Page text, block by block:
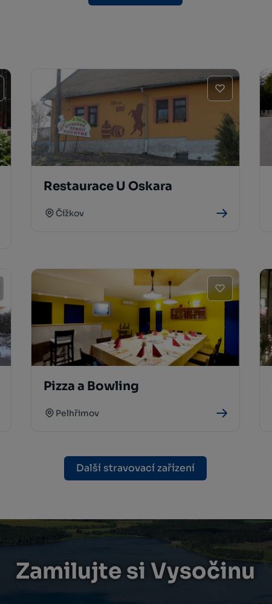
Restaurace U Oskara
Čížkov
Pizza a Bowling
Pelhřimov
Další stravovací zařízení
Zamilujte si Vysočinu